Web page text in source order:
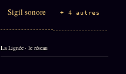
Sigil sonore + 4 autres
La Lignée · le réseau